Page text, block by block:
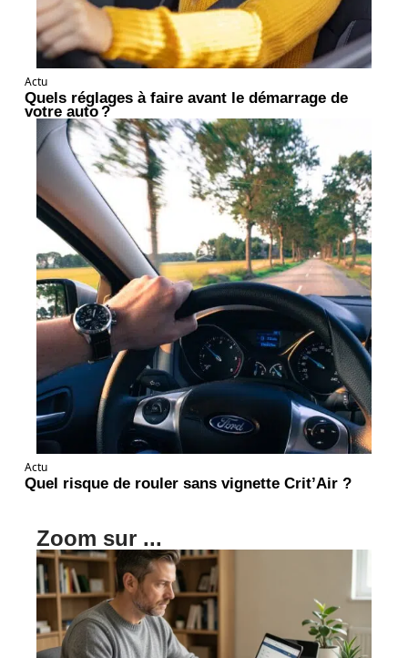
Actu
Quels réglages à faire avant le démarrage de
votre auto ?
Actu
Quel risque de rouler sans vignette Crit’Air ?
Zoom sur ...